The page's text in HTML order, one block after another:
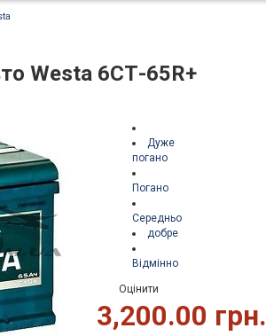
Westa 6СТ-65R+
Дуже
погано
Погано
Середньо
добре
Відмінно
Оцінити
3,200.00 грн.